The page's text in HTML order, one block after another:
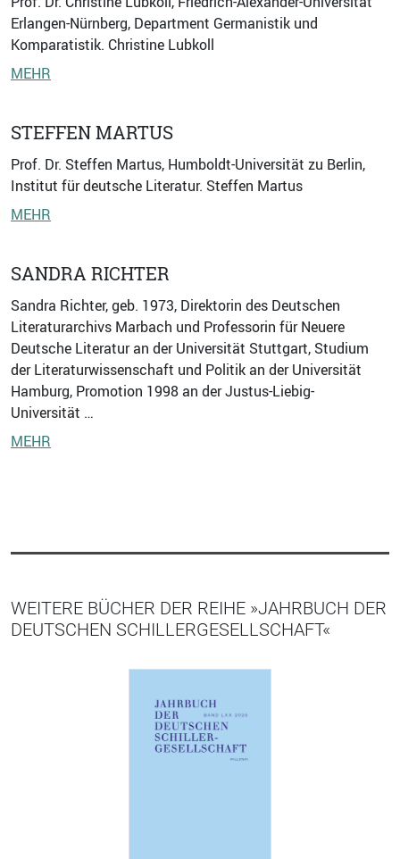
Erlangen-Nürnberg, Department Germanistik und
Komparatistik. Christine Lubkoll
MEHR
STEFFEN MARTUS
Prof. Dr. Steffen Martus, Humboldt-Universität zu Berlin,
Institut für deutsche Literatur. Steffen Martus
MEHR
SANDRA RICHTER
Sandra Richter, geb. 1973, Direktorin des Deutschen
Literaturarchivs Marbach und Professorin für Neuere
Deutsche Literatur an der Universität Stuttgart, Studium
der Literaturwissenschaft und Politik an der Universität
Hamburg, Promotion 1998 an der Justus-Liebig-
Universität …
MEHR
WEITERE BÜCHER DER REIHE »JAHRBUCH DER
DEUTSCHEN SCHILLERGESELLSCHAFT«